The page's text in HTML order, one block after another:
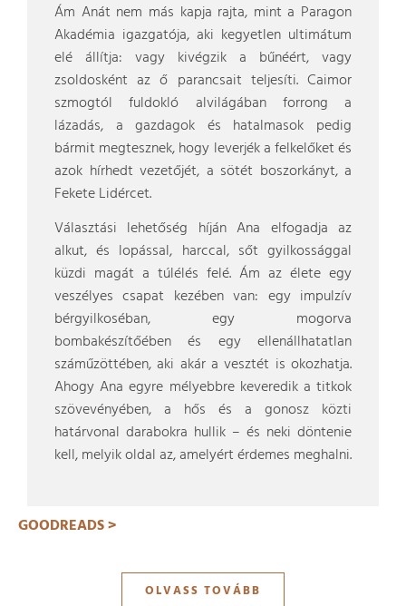
Ám Anát nem más kapja rajta, mint a Paragon
Akadémia igazgatója, aki kegyetlen ultimátum
elé állítja: vagy kivégzik a bűnéért, vagy
zsoldosként az ő parancsait teljesíti. Caimor
szmogtól fuldokló alvilágában forrong a
lázadás, a gazdagok és hatalmasok pedig
bármit megtesznek, hogy leverjék a felkelőket és
azok hírhedt vezetőjét, a sötét boszorkányt, a
Fekete Lidércet.
Választási lehetőség híján Ana elfogadja az
alkut, és lopással, harccal, sőt gyilkossággal
küzdi magát a túlélés felé. Ám az élete egy
veszélyes csapat kezében van: egy impulzív
bérgyilkoséban, egy mogorva
bombakészítőében és egy ellenállhatatlan
száműzöttében, aki akár a vesztét is okozhatja.
Ahogy Ana egyre mélyebbre keveredik a titkok
szövevényében, a hős és a gonosz közti
határvonal darabokra hullik – és neki döntenie
kell, melyik oldal az, amelyért érdemes meghalni.
GOODREADS >
OLVASS TOVÁBB